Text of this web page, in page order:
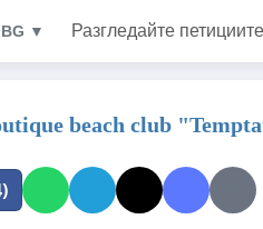
BG ▼ Разгледайте петициите
beach club